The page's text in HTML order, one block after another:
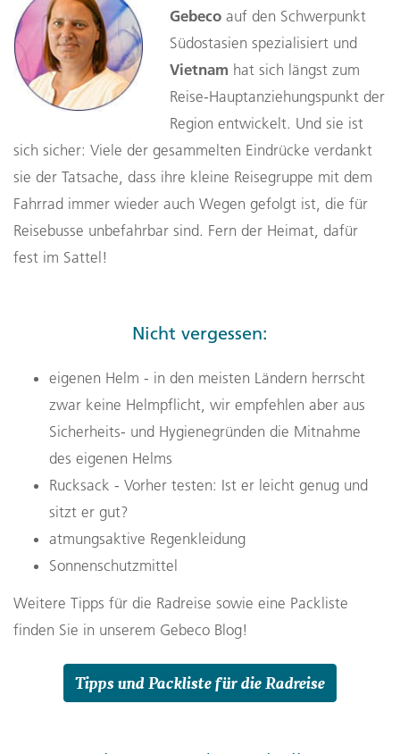
Gebeco auf den Schwerpunkt
Südostasien spezialisiert und
Vietnam hat sich längst zum
Reise-Hauptanziehungspunkt der
Region entwickelt. Und sie ist
sich sicher: Viele der gesammelten Eindrücke verdankt
sie der Tatsache, dass ihre kleine Reisegruppe mit dem
Fahrrad immer wieder auch Wegen gefolgt ist, die für
Reisebusse unbefahrbar sind. Fern der Heimat, dafür
fest im Sattel!
Nicht vergessen:
eigenen Helm - in den meisten Ländern herrscht
zwar keine Helmpflicht, wir empfehlen aber aus
Sicherheits- und Hygienegründen die Mitnahme
des eigenen Helms
Rucksack - Vorher testen: Ist er leicht genug und
sitzt er gut?
atmungsaktive Regenkleidung
Sonnenschutzmittel
Weitere Tipps für die Radreise sowie eine Packliste
finden Sie in unserem Gebeco Blog!
Tipps und Packliste für die Radreise